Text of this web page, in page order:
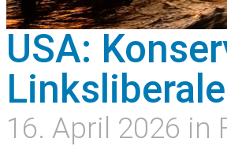
USA:
Linksliberale
16. April 2026 in